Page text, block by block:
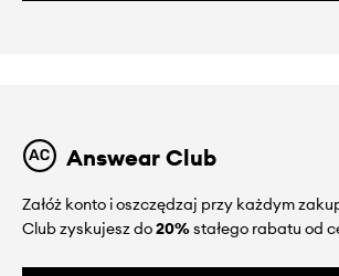
Answear Club
Załóż konto i oszczędzaj przy każdym
Club zyskujesz do20%stałego rabatu od